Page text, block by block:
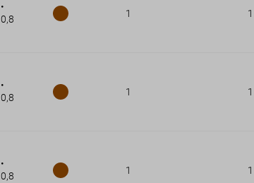
•
0,8
1 1
•
0,8
1 1
•
0,8
1 1